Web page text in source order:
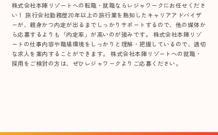
株式会社本陣リゾートへの転職・就職ならレジャワークにお任せくださ
い！ 旅行会社勤務歴20年以上の旅行業を熟知したキャリアアドバイザ
ーが、親身かつ内定が出るまでしっかりサポートするので、他の媒体か
ら応募するよりも「内定率」が高いのが強みです。 株式会社本陣リゾ
ートの仕事内容や職場環境をしっかりと理解・把握しているので、適切
な求人を案内することができます。 株式会社本陣リゾートへの就職・
採用をご検討の方は、ぜひレジャワークよりご応募ください。